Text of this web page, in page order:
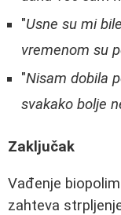
"Usne su mi
vremenom su
"Nisam dobila
svakako bolje
Zaključak
Vađenje
zahteva